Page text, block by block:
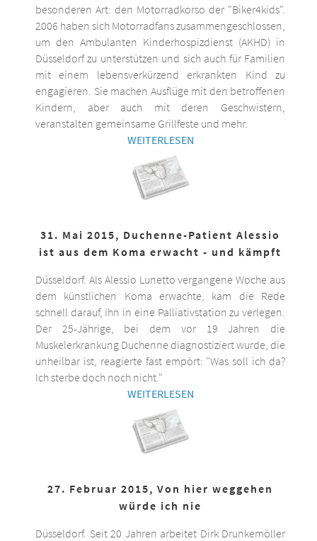
besonderen Art: den Motorradkorso der "Biker4kids".
2006 haben sich Motorradfans zusammengeschlossen,
um den Ambulanten Kinderhospizdienst (AKHD) in
Düsseldorf zu unterstützen und sich auch für Familien
mit einem lebensverkürzend erkrankten Kind zu
engagieren. Sie machen Ausflüge mit den betroffenen
Kindern, aber auch mit deren Geschwistern,
veranstalten gemeinsame Grillfeste und mehr.
WEITERLESEN
31. Mai 2015, Duchenne-Patient Alessio
ist aus dem Koma erwacht - und kämpft
Düsseldorf. Als Alessio Lunetto vergangene Woche aus
dem künstlichen Koma erwachte, kam die Rede
schnell darauf, ihn in eine Palliativstation zu verlegen.
Der 25-Jährige, bei dem vor 19 Jahren die
Muskelerkrankung Duchenne diagnostiziert wurde, die
unheilbar ist, reagierte fast empört: "Was soll ich da?
Ich sterbe doch noch nicht."
WEITERLESEN
27. Februar 2015, Von hier weggehen
würde ich nie
Düsseldorf. Seit 20 Jahren arbeitet Dirk Drunkemöller